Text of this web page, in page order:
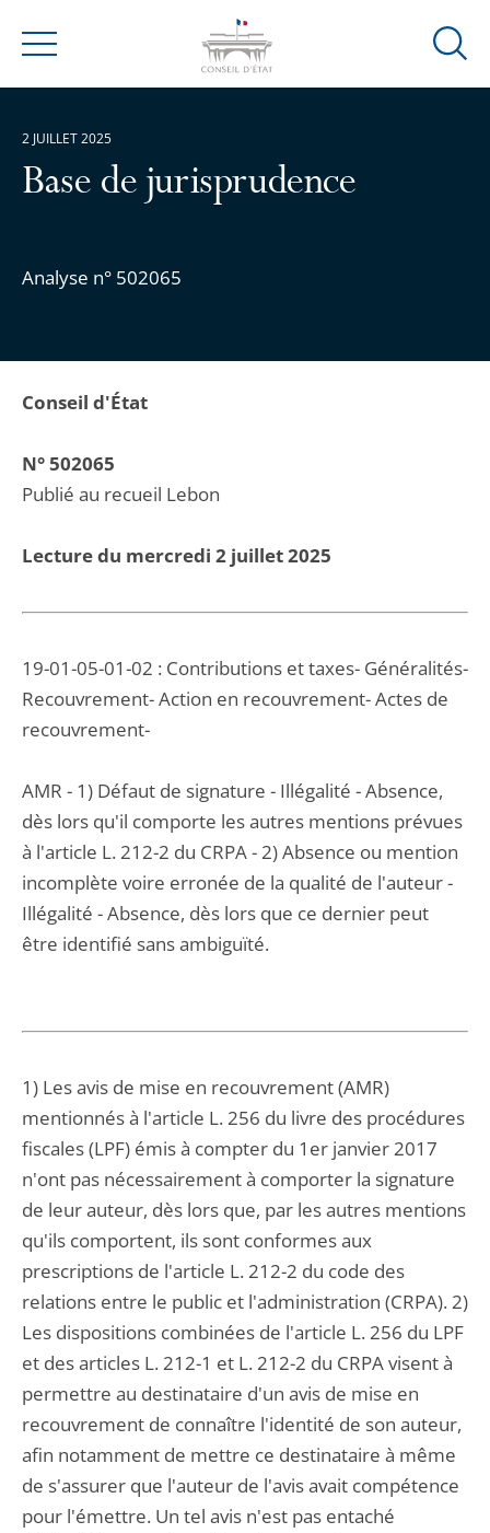
Menu
Ouvrir
Base de jurisprudence
Analyse n° 502065
2 JUILLET 2025
Conseil d'État
N° 502065
Publié au recueil Lebon
Lecture du mercredi 2 juillet 2025
19-01-05-01-02 : Contributions et taxes- Généralités-
Recouvrement- Action en recouvrement- Actes de
recouvrement-
AMR - 1) Défaut de signature - Illégalité - Absence,
dès lors qu'il comporte les autres mentions prévues
à l'article L. 212-2 du CRPA - 2) Absence ou mention
incomplète voire erronée de la qualité de l'auteur -
Illégalité - Absence, dès lors que ce dernier peut
être identifié sans ambiguïté.
1) Les avis de mise en recouvrement (AMR)
mentionnés à l'article L. 256 du livre des procédures
fiscales (LPF) émis à compter du 1er janvier 2017
n'ont pas nécessairement à comporter la signature
de leur auteur, dès lors que, par les autres mentions
qu'ils comportent, ils sont conformes aux
prescriptions de l'article L. 212-2 du code des
relations entre le public et l'administration (CRPA). 2)
Les dispositions combinées de l'article L. 256 du LPF
et des articles L. 212-1 et L. 212-2 du CRPA visent à
permettre au destinataire d'un avis de mise en
recouvrement de connaître l'identité de son auteur,
afin notamment de mettre ce destinataire à même
de s'assurer que l'auteur de l'avis avait compétence
pour l'émettre. Un tel avis n'est pas entaché